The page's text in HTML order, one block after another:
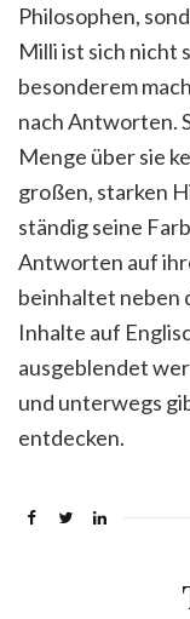
Philosophen,
Milli ist sich nicht
besonderem
nach Antworten.
Menge über sie
großen, starken
ständig seine
Antworten auf
beinhaltet neben
Inhalte auf
ausgeblendet
und unterwegs
entdecken.